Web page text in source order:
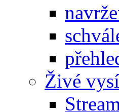
Živé